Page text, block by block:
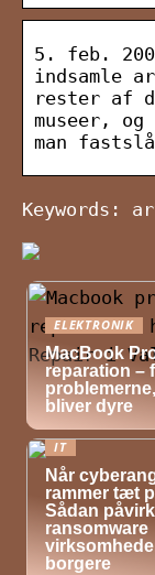
5. feb.
indsamle
rester af
museer, og
man
Keywords:
ELEKTRONIK
MacBook
reparation –
bliver dyre
IT
Når
rammer tæt
Sådan
ransomware
borgere